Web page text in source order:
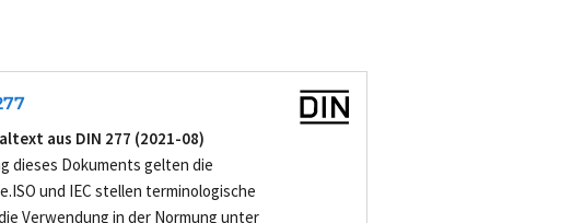
aus DIN 277 (2021-08)
dieses Dokuments gelten die
und IEC stellen terminologische
Verwendung in der Normung unter